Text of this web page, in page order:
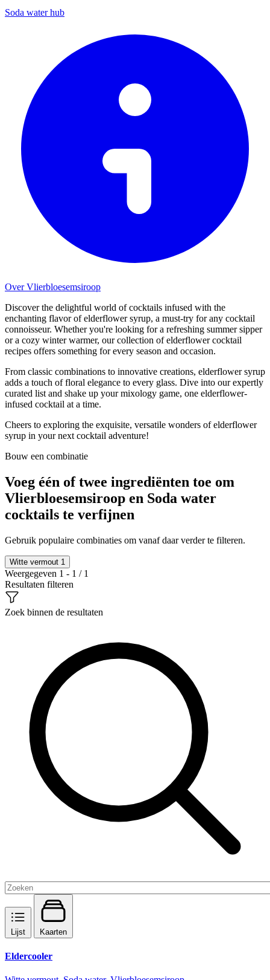
Soda water hub
Over Vlierbloesemsiroop
Discover the delightful world of cocktails infused with the
enchanting flavor of elderflower syrup, a must-try for any cocktail
connoisseur. Whether you're looking for a refreshing summer sipper
or a cozy winter warmer, our collection of elderflower cocktail
recipes offers something for every season and occasion.
From classic combinations to innovative creations, elderflower syrup
adds a touch of floral elegance to every glass. Dive into our expertly
curated list and shake up your mixology game, one elderflower-
infused cocktail at a time.
Cheers to exploring the exquisite, versatile wonders of elderflower
syrup in your next cocktail adventure!
Bouw een combinatie
Voeg één of twee ingrediënten toe om
Vlierbloesemsiroop en Soda water
cocktails te verfijnen
Gebruik populaire combinaties om vanaf daar verder te filteren.
Witte vermout 1
Weergegeven 1 - 1 / 1
Resultaten filteren
Zoek binnen de resultaten
Lijst Kaarten
Eldercooler